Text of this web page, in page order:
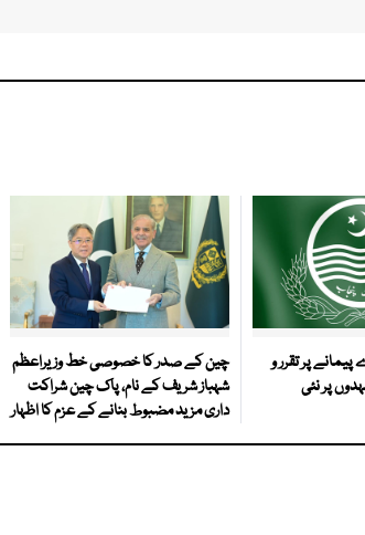
پر تقرر و
پر نئی
چین کے صدر کا خصوصی خط وزیراعظم
شہباز شریف کے نام، پاک چین شراکت
داری مزید مضبوط بنانے کے عزم کا اظہار